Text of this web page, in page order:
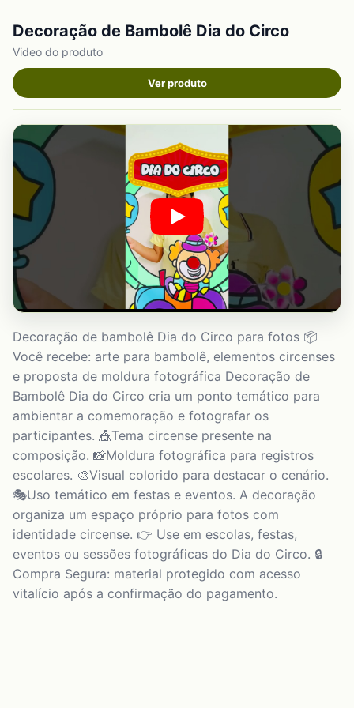
Decoração de Bambolê Dia do Circo
Video do produto
Ver produto
Decoração de bambolê Dia do Circo para fotos 📦
Você recebe: arte para bambolê, elementos circenses
e proposta de moldura fotográfica Decoração de
Bambolê Dia do Circo cria um ponto temático para
ambientar a comemoração e fotografar os
participantes. 🎪Tema circense presente na
composição. 📸Moldura fotográfica para registros
escolares. 🎨Visual colorido para destacar o cenário.
🎭Uso temático em festas e eventos. A decoração
organiza um espaço próprio para fotos com
identidade circense. 👉 Use em escolas, festas,
eventos ou sessões fotográficas do Dia do Circo. 🔒
Compra Segura: material protegido com acesso
vitalício após a confirmação do pagamento.